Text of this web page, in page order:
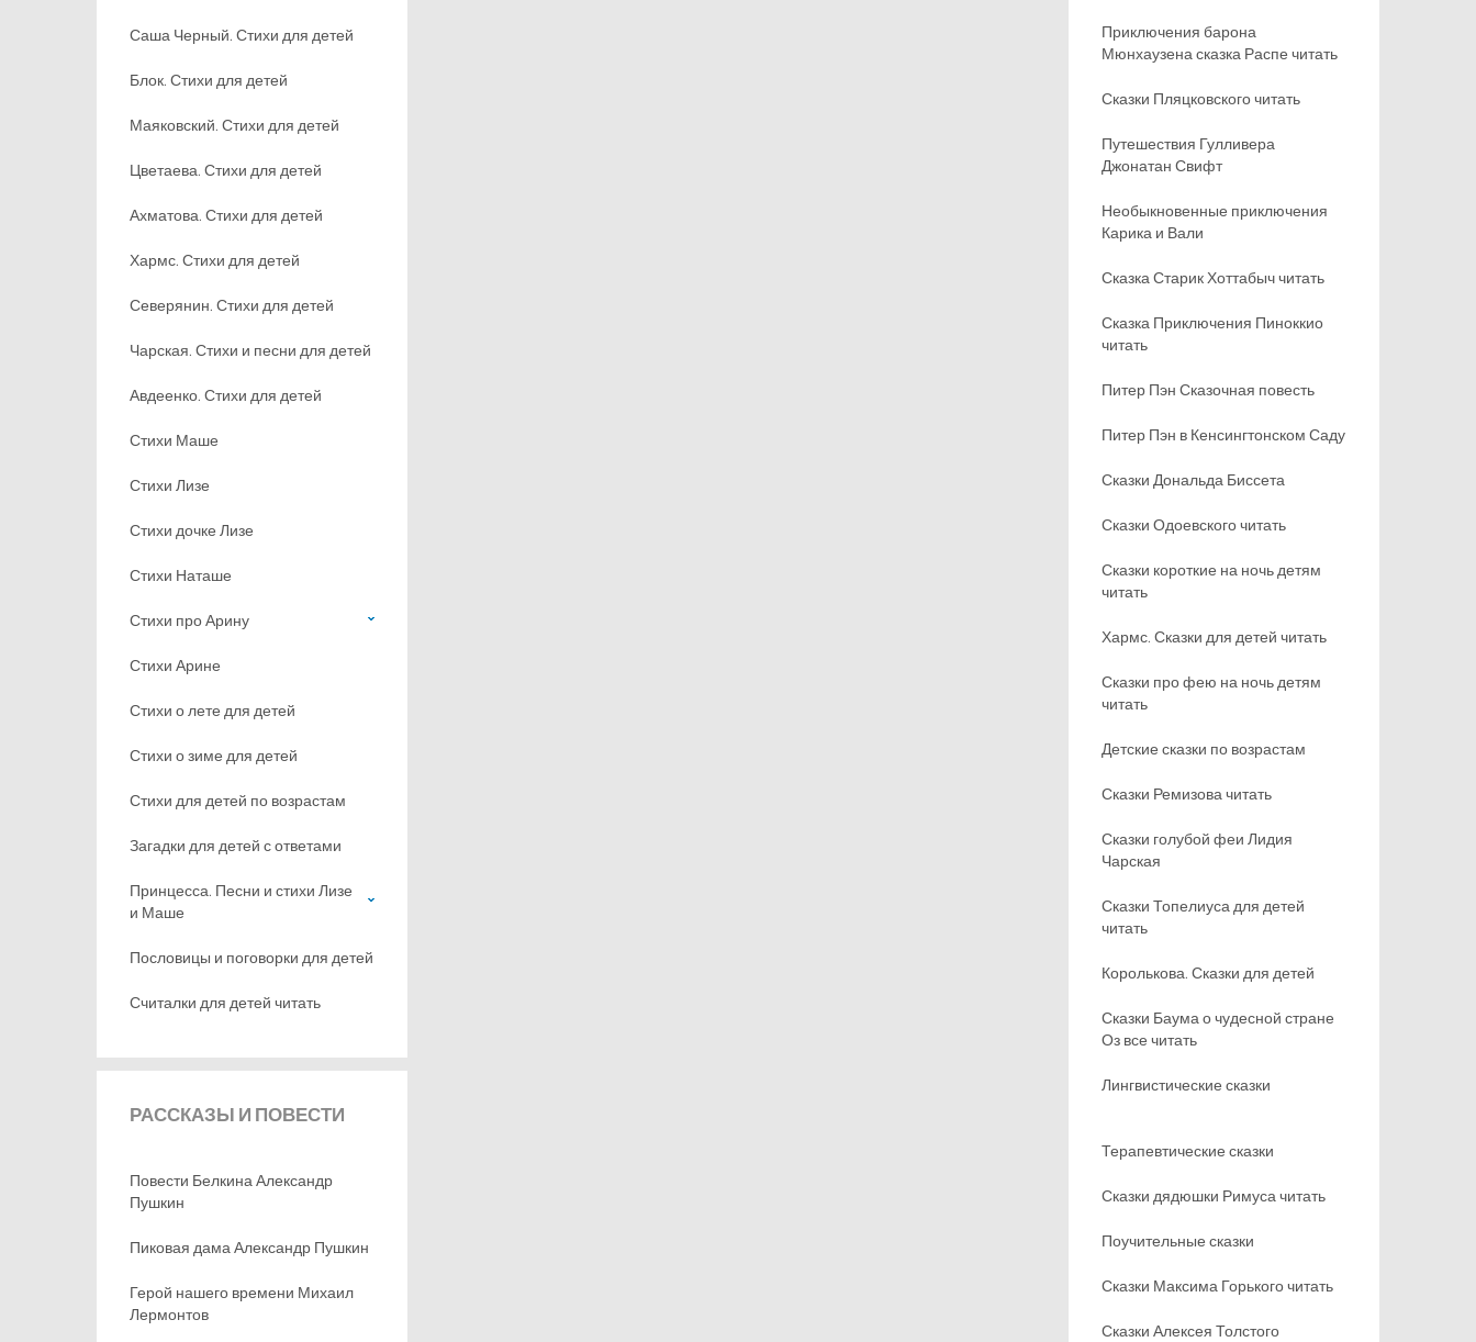
Саша Черный. Стихи для детей
Блок. Стихи для детей
Маяковский. Стихи для детей
Цветаева. Стихи для детей
Ахматова. Стихи для детей
Хармс. Стихи для детей
Северянин. Стихи для детей
Чарская. Стихи и песни для детей
Авдеенко. Стихи для детей
Стихи Маше
Стихи Лизе
Стихи дочке Лизе
Стихи Наташе
Стихи про Арину
Стихи Арине
Стихи о лете для детей
Стихи о зиме для детей
Стихи для детей по возрастам
Загадки для детей с ответами
Принцесса. Песни и стихи Лизе
и Маше
Пословицы и поговорки для детей
Считалки для детей читать
РАССКАЗЫ И ПОВЕСТИ
Повести Белкина Александр
Пушкин
Пиковая дама Александр Пушкин
Герой нашего времени Михаил
Лермонтов
Приключения барона
Мюнхаузена сказка Распе читать
Сказки Пляцковского читать
Путешествия Гулливера
Джонатан Свифт
Необыкновенные приключения
Карика и Вали
Сказка Старик Хоттабыч читать
Сказка Приключения Пиноккио
читать
Питер Пэн Сказочная повесть
Питер Пэн в Кенсингтонском Саду
Сказки Дональда Биссета
Сказки Одоевского читать
Сказки короткие на ночь детям
читать
Хармс. Сказки для детей читать
Сказки про фею на ночь детям
читать
Детские сказки по возрастам
Сказки Ремизова читать
Сказки голубой феи Лидия
Чарская
Сказки Топелиуса для детей
читать
Королькова. Сказки для детей
Сказки Баума о чудесной стране
Оз все читать
Лингвистические сказки
Терапевтические сказки
Сказки дядюшки Римуса читать
Поучительные сказки
Сказки Максима Горького читать
Сказки Алексея Толстого